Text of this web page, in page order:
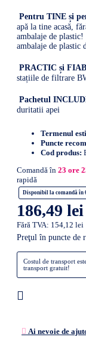
Pentru TINE și
apă la tine acasă,
ambalaje de
ambalaje de plastic
PRACTIC și
stațiile de filtrare
Pachetul
duritatii apei
Termenul
Puncte
Cod produs:
Comandă în 23 ore
rapidă
Disponibil la comandă în
186,49 lei
Fără TVA: 154,12 lei
Preţul în puncte de
Costul de transport
transport gratuit!
Ai nevoie de